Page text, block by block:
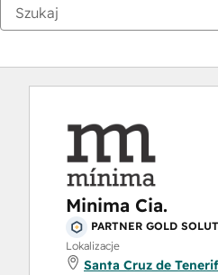
Minima Cia.
PARTNER GOLD
Lokalizacje
Santa Cruz de